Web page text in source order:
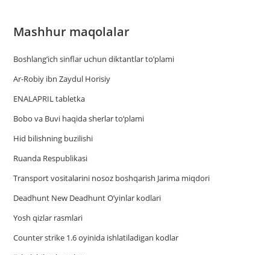
Mashhur maqolalar
Boshlang’ich sinflar uchun diktantlar to’plami
Ar-Robiy ibn Zaydul Horisiy
ENALAPRIL tabletka
Bobo va Buvi haqida sherlar to‘plami
Hid bilishning buzilishi
Ruanda Respublikasi
Trаnsport vositаlаrini nosoz boshqаrish Jаrimа miqdori
Deadhunt New Deadhunt O’yinlar kodlari
Yosh qizlar rasmlari
Counter strike 1.6 oyinida ishlatiladigan kodlar